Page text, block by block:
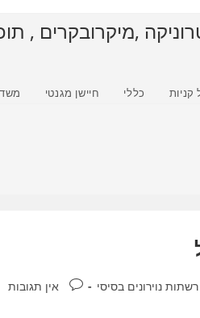
,מיקרובקרים ,
קניות כללי חיישן מגנטי
רשתות נוירונים בסיסי תגובות:אין תגובות